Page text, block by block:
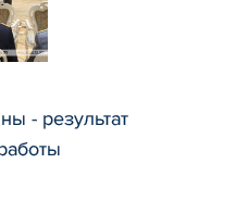
- результат